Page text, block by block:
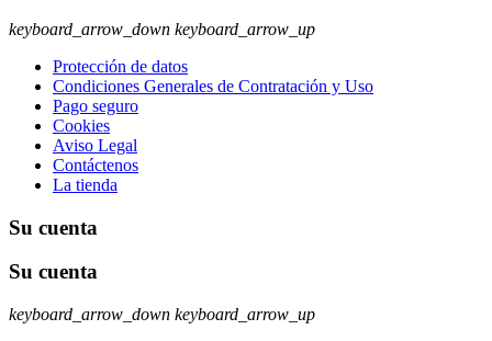
keyboard_arrow_down keyboard_arrow_up
Protección de datos
Condiciones Generales de Contratación y Uso
Pago seguro
Cookies
Aviso Legal
Contáctenos
La tienda
Su cuenta
Su cuenta
keyboard_arrow_down keyboard_arrow_up